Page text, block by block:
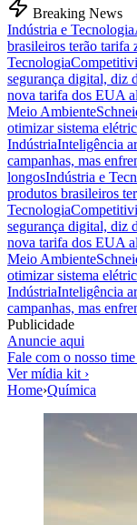
Breaking News
Indústria e Tecnologia
brasileiros terão tarifa
Tecnologia
segurança digital, diz
nova tarifa dos EUA
Meio Ambiente
otimizar sistema
IndústriaInteligência
campanhas, mas
longosIndústria e
produtos brasileiros
Tecnologia
segurança digital, diz
nova tarifa dos EUA
Meio Ambiente
otimizar sistema
IndústriaInteligência
campanhas, mas
Publicidade
Anuncie aqui
Fale com o nosso
Ver mídia kit ›
Home›Química